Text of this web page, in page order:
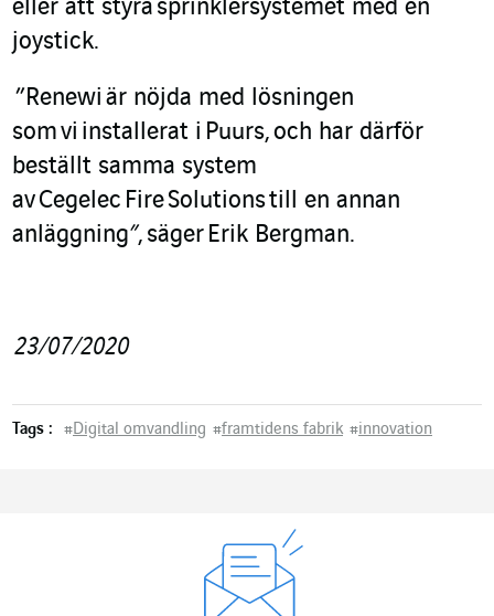
eller att styra sprinklersystemet med en
joystick.
”Renewi är nöjda med lösningen
somvi installerat i Puurs,och har därför
beställt samma system
avCegelec FireSolutionstill en annan
anläggning”, säger Erik Bergman.
23/07/2020
Tags : #Digital omvandling #framtidens fabrik #innovation